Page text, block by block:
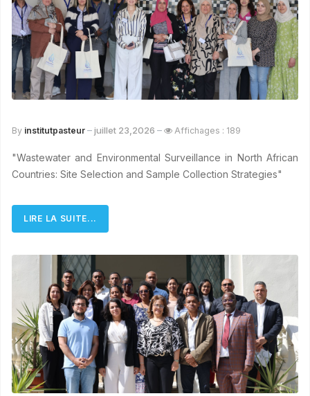
By institutpasteur juillet 23,2026 Affichages : 189
"Wastewater and Environmental Surveillance in North African
Countries: Site Selection and Sample Collection Strategies"
LIRE LA SUITE...